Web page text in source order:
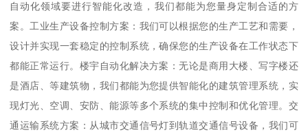
自动化领域要进行智能化改造，我们都能为您量身定制合适的方
案。工业生产设备控制方案：我们可以根据您的生产工艺和需要，
设计并实现一套稳定的控制系统，确保您的生产设备在工作状态下
都能正常运行。楼宇自动化解决方案：无论是商用大楼、写字楼还
是酒店、等建筑物，我们都能为您提供智能化的建筑管理系统，实
现灯光、空调、安防、能源等多个系统的集中控制和优化管理。交
通运输系统方案：从城市交通信号灯到轨道交通信号设备，我们可